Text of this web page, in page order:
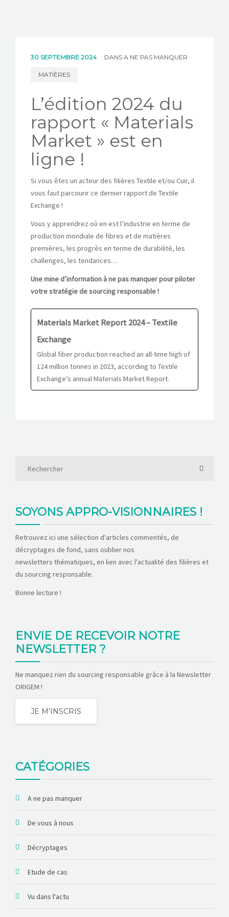
30 SEPTEMBRE 2024 DANS A NE PAS MANQUER
MATIÈRES
L’édition 2024 du
rapport « Materials
Market » est en
ligne !
Si vous êtes un acteur des filières Textile et/ou Cuir, il
vous faut parcourir ce dernier rapport de Textile
Exchange !
Vous y apprendrez où en est l’industrie en terme de
production mondiale de fibres et de matières
premières, les progrès en terme de durabilité, les
challenges, les tendances…
Une mine d’information à ne pas manquer pour piloter
votre stratégie de sourcing responsable !
Materials Market Report 2024 – Textile
Exchange
Global fiber production reached an all-time high of
124 million tonnes in 2023, according to Textile
Exchange’s annual Materials Market Report.
SOYONS APPRO-VISIONNAIRES !
Retrouvez ici une sélection d'articles commentés, de
décryptages de fond, sans oublier nos
newsletters thématiques, en lien avec l'actualité des filières et
du sourcing responsable.
Bonne lecture !
ENVIE DE RECEVOIR NOTRE
NEWSLETTER ?
Ne manquez rien du sourcing responsable grâce à la Newsletter
ORIGEM !
JE M'INSCRIS
CATÉGORIES
A ne pas manquer
De vous à nous
Décryptages
Etude de cas
Vu dans l'actu